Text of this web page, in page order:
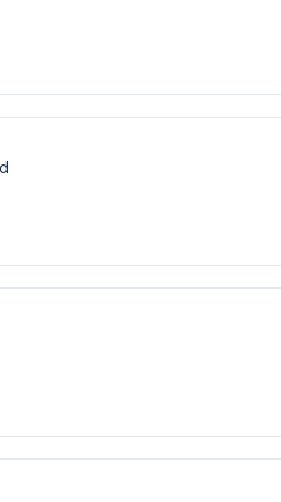
Hull City? Kontakt oss idag, og la oss